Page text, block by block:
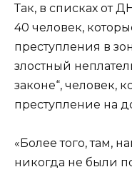
Так, в списках от
40 человек,
преступления в
злостный
законе“, человек,
преступление на
«Более того, там,
никогда не были